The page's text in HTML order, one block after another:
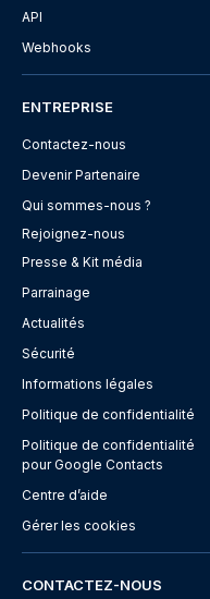
API
Webhooks
ENTREPRISE
Contactez-nous
Devenir Partenaire
Qui sommes-nous ?
Rejoignez-nous
Presse & Kit média
Parrainage
Actualités
Sécurité
Informations légales
Politique de confidentialité
Politique de confidentialité
pour Google Contacts
Centre d’aide
Gérer les cookies
CONTACTEZ-NOUS